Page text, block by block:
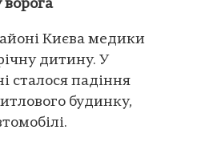
ворога
Києва медики
дитину. У
сталося падіння
будинку,